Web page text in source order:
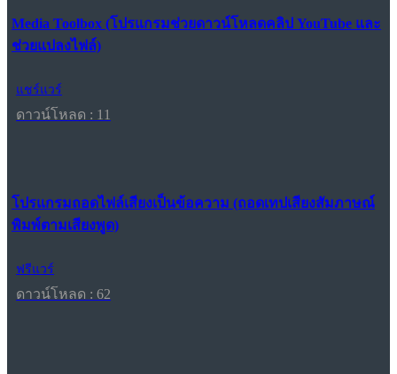
Media Toolbox (โปรแกรมช่วยดาวน์โหลดคลิป YouTube และ
ช่วยแปลงไฟล์)
แชร์แวร์
ดาวน์โหลด : 11
โปรแกรมถอดไฟล์เสียงเป็นข้อความ (ถอดเทปเสียงสัมภาษณ์
พิมพ์ตามเสียงพูด)
ฟรีแวร์
ดาวน์โหลด : 62